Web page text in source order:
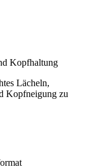
Kopfhaltung
Lächeln,
Kopfneigung zu